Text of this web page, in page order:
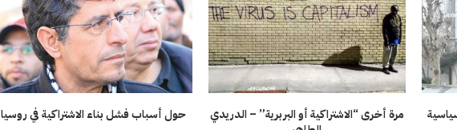
حول أسباب فشل بناء الاشتراكية في روسيا
مرة أخرى “الاشتراكية أو البربرية” – الدريدي